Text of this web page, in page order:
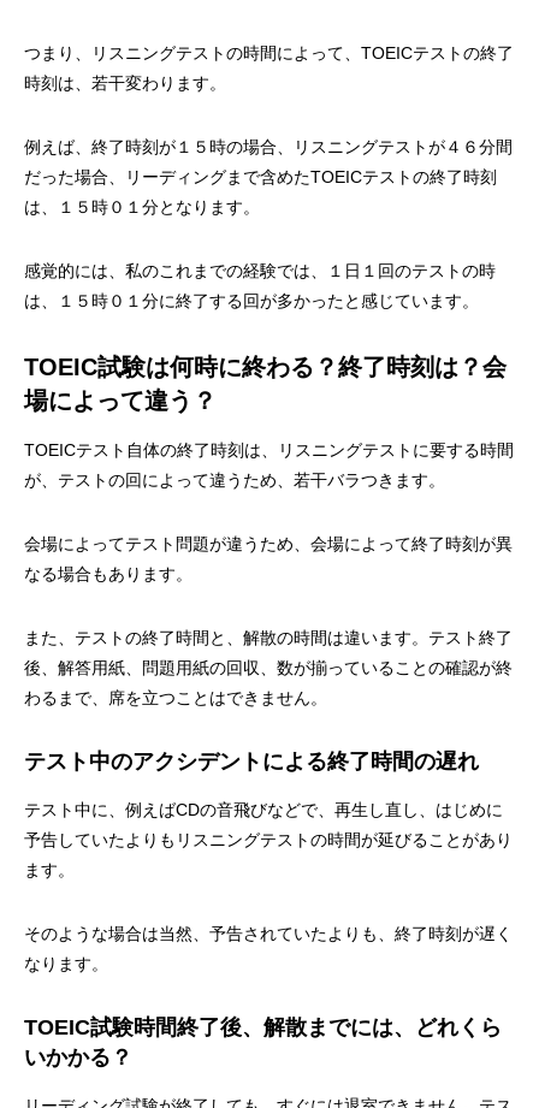
つまり、リスニングテストの時間によって、TOEICテストの終了
時刻は、若干変わります。
例えば、終了時刻が１５時の場合、リスニングテストが４６分間
だった場合、リーディングまで含めたTOEICテストの終了時刻
は、１５時０１分となります。
感覚的には、私のこれまでの経験では、１日１回のテストの時
は、１５時０１分に終了する回が多かったと感じています。
TOEIC試験は何時に終わる？終了時刻は？会
場によって違う？
TOEICテスト自体の終了時刻は、リスニングテストに要する時間
が、テストの回によって違うため、若干バラつきます。
会場によってテスト問題が違うため、会場によって終了時刻が異
なる場合もあります。
また、テストの終了時間と、解散の時間は違います。テスト終了
後、解答用紙、問題用紙の回収、数が揃っていることの確認が終
わるまで、席を立つことはできません。
テスト中のアクシデントによる終了時間の遅れ
テスト中に、例えばCDの音飛びなどで、再生し直し、はじめに
予告していたよりもリスニングテストの時間が延びることがあり
ます。
そのような場合は当然、予告されていたよりも、終了時刻が遅く
なります。
TOEIC試験時間終了後、解散までには、どれくら
いかかる？